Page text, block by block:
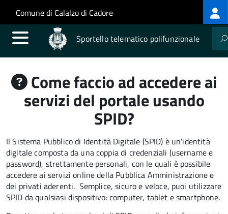
Salta al contenuto principale
Skip to site navigation
Comune di Calalzo di Cadore
Sportello telematico polifunzionale
Come faccio ad accedere ai
servizi del portale usando
SPID?
Il Sistema Pubblico di Identità Digitale (SPID) è un’identità
digitale composta da una coppia di credenziali (username e
password), strettamente personali, con le quali è possibile
accedere ai servizi online della Pubblica Amministrazione e
dei privati aderenti. Semplice, sicuro e veloce, puoi utilizzare
SPID da qualsiasi dispositivo: computer, tablet e smartphone.